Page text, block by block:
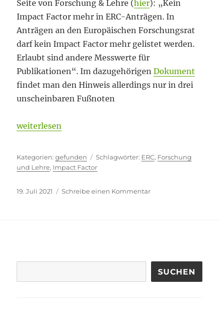
Seite von Forschung & Lehre (hier): „Kein
Impact Factor mehr in ERC-Anträgen. In
Anträgen an den Europäischen Forschungsrat
darf kein Impact Factor mehr gelistet werden.
Erlaubt sind andere Messwerte für
Publikationen“. Im dazugehörigenDokument
findet man den Hinweis allerdings nur in drei
unscheinbaren Fußnoten
„Drei unscheinbare Fußnoten“
weiterlesen
Kategorien
gefunden Schlagwörter
ERC, Forschung
und Lehre, Impact Factor
Veröffentlicht
19. Juli 2021 Schreibe einen Kommentarzu
SUCHEN